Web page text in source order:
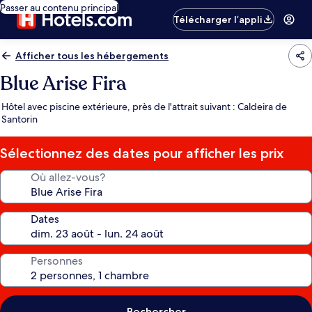
Passer au contenu principal
Télécharger l’appli
Afficher tous les hébergements
Blue Arise Fira
Hôtel avec piscine extérieure, près de l'attrait suivant : Caldeira de
Santorin
Sélectionnez des dates pour afficher les prix
Où allez-vous?
Dates
Personnes